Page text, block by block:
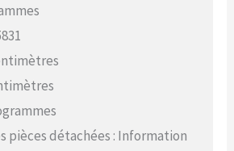
pièces détachées : Information